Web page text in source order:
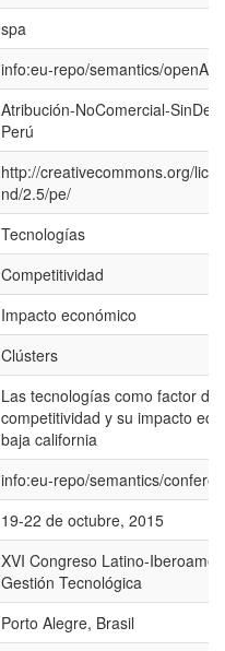
spa
info:eu-repo/semantics/
Atribución-NoComercial-
Perú
http://creativecommons.org/
nd/2.5/pe/
Tecnologías
Competitividad
Impacto económico
Clústers
Las tecnologías como factor de
competitividad y su impacto
baja california
info:eu-repo/semantics/
19-22 de octubre, 2015
XVI Congreso Latino-
Gestión Tecnológica
Porto Alegre, Brasil